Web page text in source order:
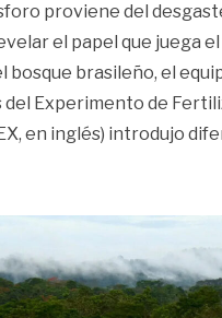
proviene del
el papel que juega
bosque brasileño, el
Experimento de
en inglés) introdujo